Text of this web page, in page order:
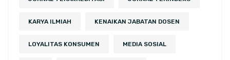
KARYA ILMIAH KENAIKAN JABATAN DOSEN
LOYALITAS KONSUMEN MEDIA SOSIAL